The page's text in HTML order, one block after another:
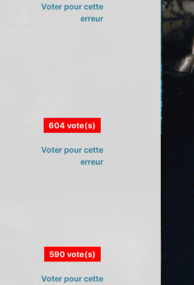
Voter pour cette
erreur
604 vote(s)
Voter pour cette
erreur
590 vote(s)
Voter pour cette